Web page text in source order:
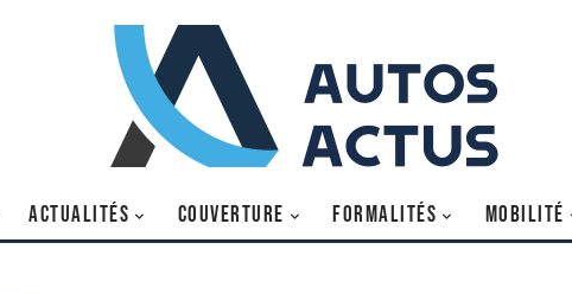
ACTUALITÉS COUVERTURE FORMALITÉS MOBILITÉ